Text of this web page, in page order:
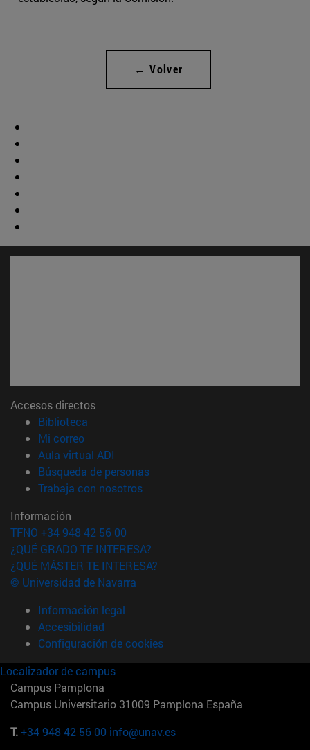
← Volver
Accesos directos
Biblioteca
Mi correo(abre en nueva ventana)
Aula virtual ADI
Búsqueda de personas(abre en nueva ventana)
Trabaja con nosotros(abre en nueva ventana)
Información
TFNO +34 948 42 56 00
¿QUÉ GRADO TE INTERESA?
¿QUÉ MÁSTER TE INTERESA?
© Universidad de Navarra
Información legal
Accesibilidad
Configuración de cookies
Localizador de campus
Campus Pamplona
Campus Universitario 31009 Pamplona España
T.+34 948 42 56 00 info@unav.es